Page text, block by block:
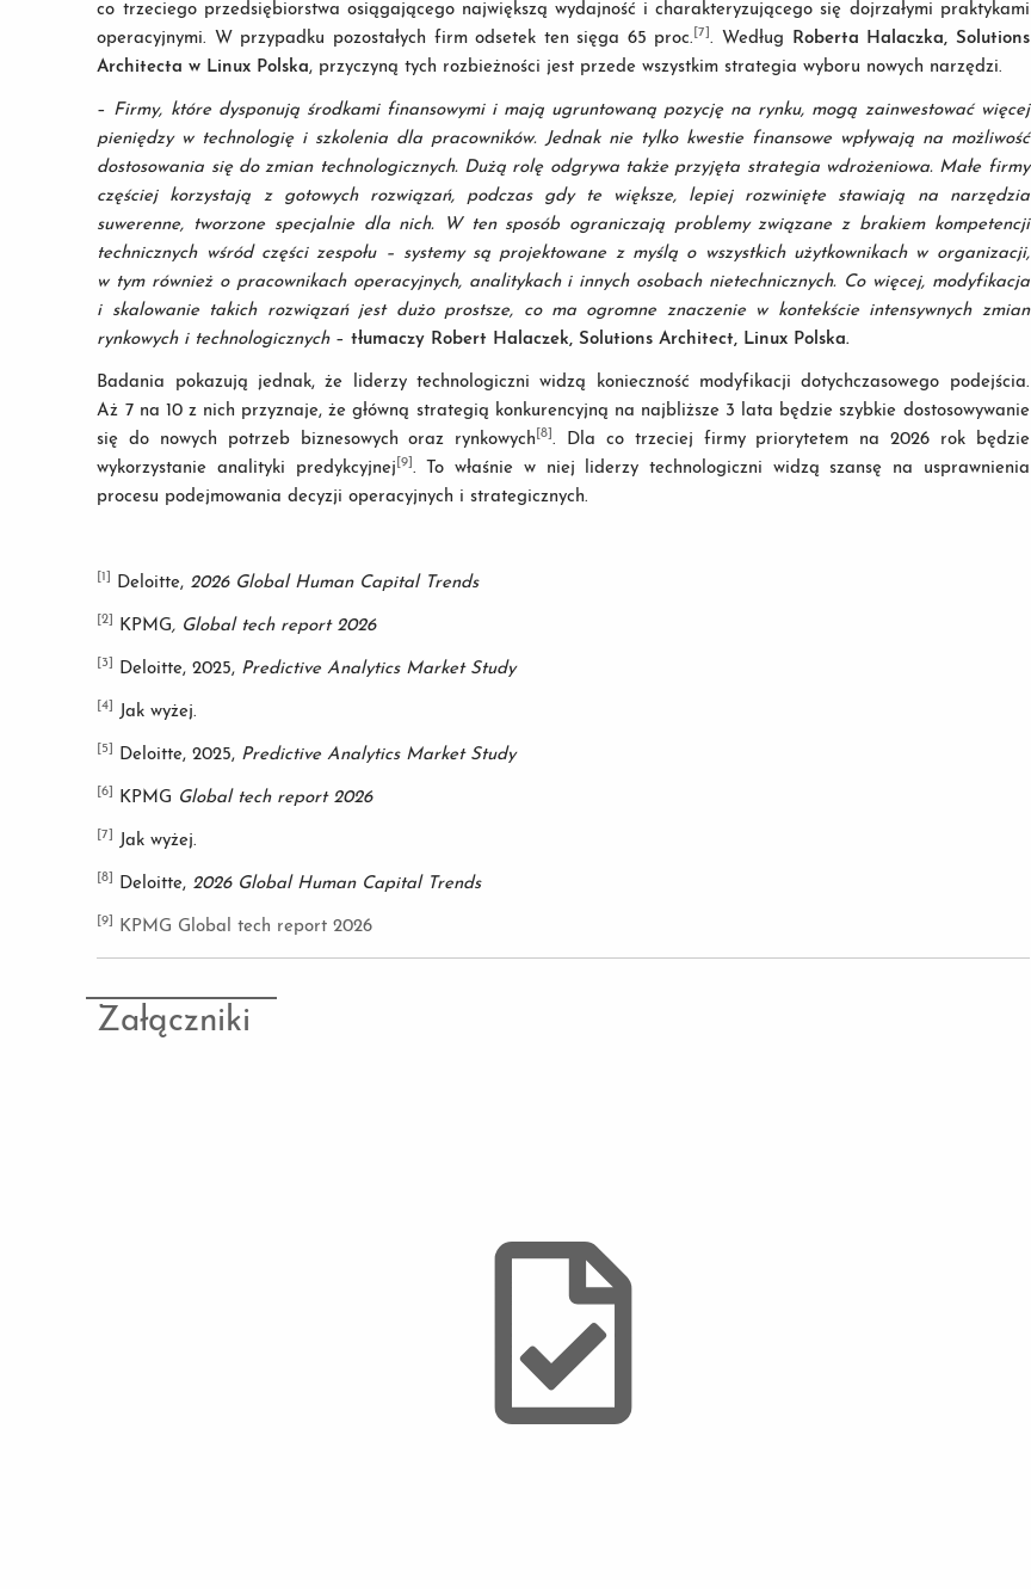
co trzeciego przedsiębiorstwa osiągającego największą wydajność i charakteryzującego się dojrzałymi praktykami
operacyjnymi. W przypadku pozostałych firm odsetek ten sięga 65 proc. [7] . Według Roberta Halaczka, Solutions
Architecta w Linux Polska, przyczyną tych rozbieżności jest przede wszystkim strategia wyboru nowych narzędzi.
– Firmy, które dysponują środkami finansowymi i mają ugruntowaną pozycję na rynku, mogą zainwestować więcej
pieniędzy w technologię i szkolenia dla pracowników. Jednak nie tylko kwestie finansowe wpływają na możliwość
dostosowania się do zmian technologicznych. Dużą rolę odgrywa także przyjęta strategia wdrożeniowa. Małe firmy
częściej korzystają z gotowych rozwiązań, podczas gdy te większe, lepiej rozwinięte stawiają na narzędzia
suwerenne, tworzone specjalnie dla nich. W ten sposób ograniczają problemy związane z brakiem kompetencji
technicznych wśród części zespołu – systemy są projektowane z myślą o wszystkich użytkownikach w organizacji,
w tym również o pracownikach operacyjnych, analitykach i innych osobach nietechnicznych. Co więcej, modyfikacja
i skalowanie takich rozwiązań jest dużo prostsze, co ma ogromne znaczenie w kontekście intensywnych zmian
rynkowych i technologicznych –tłumaczy Robert Halaczek, Solutions Architect, Linux Polska.
Badania pokazują jednak, że liderzy technologiczni widzą konieczność modyfikacji dotychczasowego podejścia.
Aż 7 na 10 z nich przyznaje, że główną strategią konkurencyjną na najbliższe 3 lata będzie szybkie dostosowywanie
się do nowych potrzeb biznesowych oraz rynkowych [8] . Dla co trzeciej firmy priorytetem na 2026 rok będzie
wykorzystanie analityki predykcyjnej [9] . To właśnie w niej liderzy technologiczni widzą szansę na usprawnienia
procesu podejmowania decyzji operacyjnych i strategicznych.
[1] Deloitte, 2026 Global Human Capital Trends
[2] KPMG, Global tech report 2026
[3] Deloitte, 2025, Predictive Analytics Market Study
[4] Jak wyżej.
[5] Deloitte, 2025, Predictive Analytics Market Study
[6] KPMG Global tech report 2026
[7] Jak wyżej.
[8] Deloitte, 2026 Global Human Capital Trends
[9] KPMG Global tech report 2026
Załączniki